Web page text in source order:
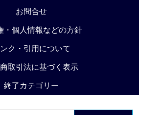
お問合せ
・個人情報などの方針
ク・引用について
取引法に基づく表示
終了カテゴリー